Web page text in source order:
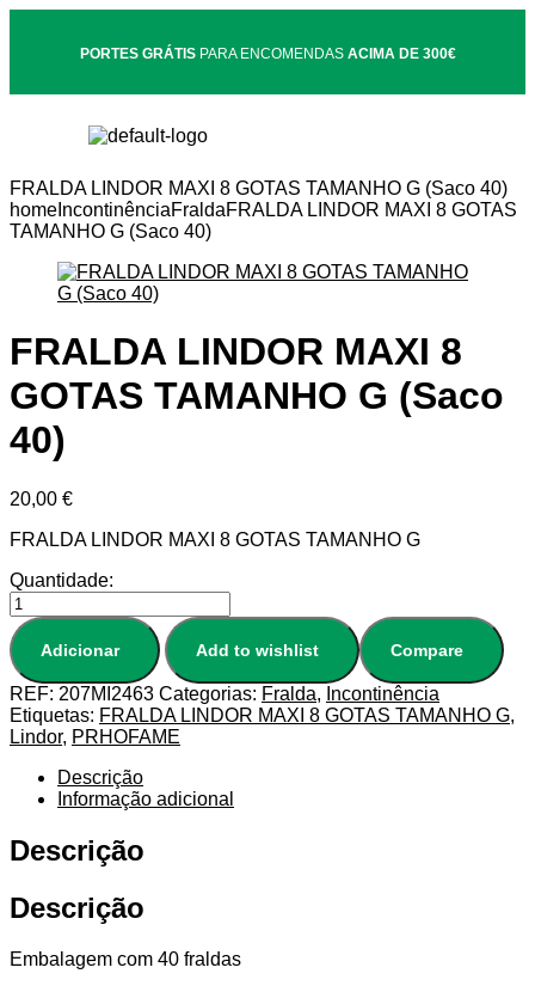
PORTES GRÁTISPARA ENCOMENDAS ACIMA DE 300€
FRALDA LINDOR MAXI 8 GOTAS TAMANHO G (Saco 40)
home IncontinênciaFraldaFRALDA LINDOR MAXI 8 GOTAS
TAMANHO G (Saco 40)
FRALDA LINDOR MAXI 8
GOTAS TAMANHO G (Saco
40)
20,00 €
FRALDA LINDOR MAXI 8 GOTAS TAMANHO G
Quantidade:
Adicionar Add to wishlist Compare
REF: 207MI2463 Categorias: Fralda, Incontinência
Etiquetas: FRALDA LINDOR MAXI 8 GOTAS TAMANHO G,
Lindor, PRHOFAME
Descrição
Informação adicional
Descrição
Descrição
Embalagem com 40 fraldas